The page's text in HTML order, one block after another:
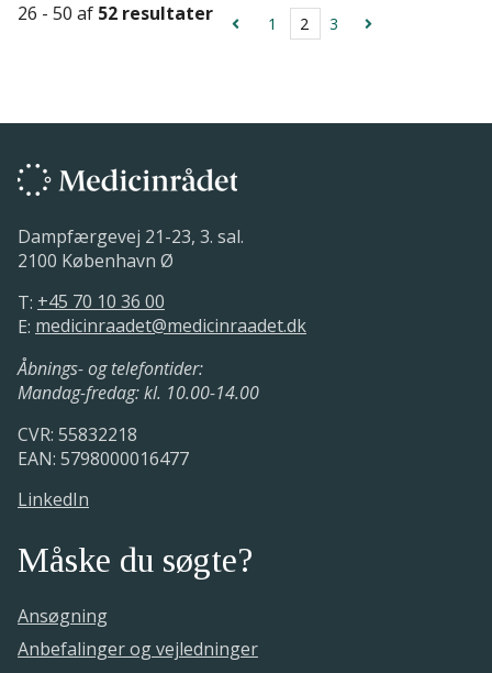
26 - 50 af 52 resultater 1 2 3
Dampfærgevej 21-23, 3. sal.
2100 København Ø
T: +45 70 10 36 00
E: medicinraadet@medicinraadet.dk
Åbnings- og telefontider:
Mandag-fredag: kl. 10.00-14.00
CVR: 55832218
EAN: 5798000016477
LinkedIn
Måske du søgte?
Ansøgning
Anbefalinger og vejledninger